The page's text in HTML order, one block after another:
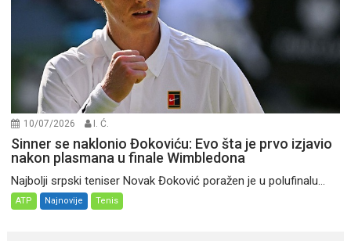
10/07/2026 I. Ć.
Sinner se naklonio Đokoviću: Evo šta je prvo izjavio
nakon plasmana u finale Wimbledona
Najbolji srpski teniser Novak Đoković poražen je u polufinalu...
ATP Najnovije Tenis